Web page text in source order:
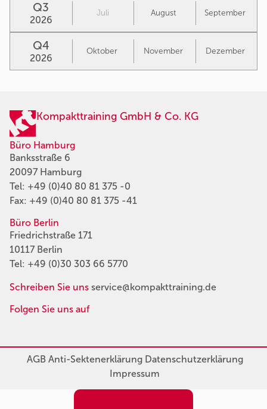
Q3
2026
Juli August September
Q4
2026
Oktober November Dezember
Kompakttraining GmbH & Co. KG
Büro Hamburg
Banksstraße 6
20097 Hamburg
Tel: +49 (0)40 80 81 375 -0
Fax: +49 (0)40 80 81 375 -41
Büro Berlin
Friedrichstraße 171
10117 Berlin
Tel: +49 (0)30 303 66 5770
Schreiben Sie uns service@kompakttraining.de
Folgen Sie uns auf
AGBAnti-SektenerklärungDatenschutzerklärung
Impressum